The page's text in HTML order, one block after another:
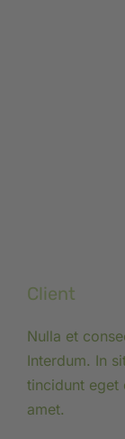
Client
Nulla et
Interdum. In
tincidunt eget
amet.